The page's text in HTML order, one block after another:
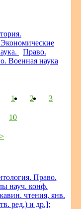
Право.
Военная наука
1 2 3
10
Право.
науч. конф.
чтения, янв.
ред.) и др.]: